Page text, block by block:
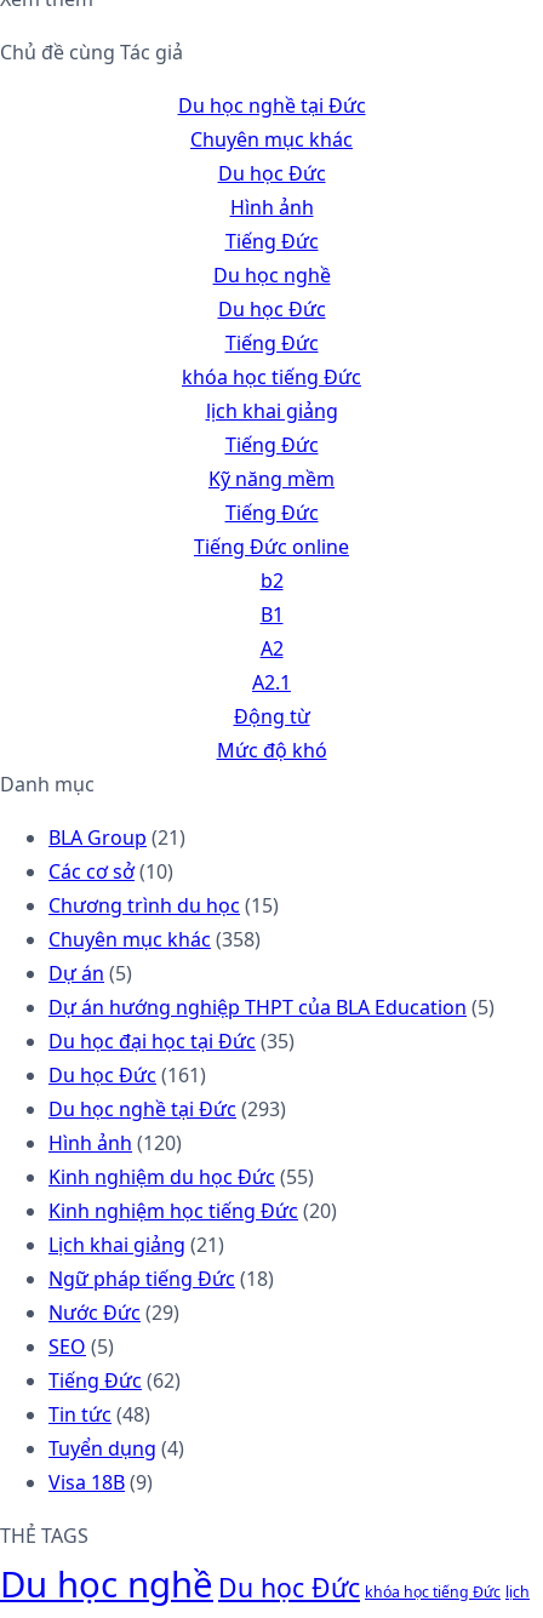
Chủ đề cùng Tác giả
Du học nghề tại Đức
Chuyên mục khác
Du học Đức
Hình ảnh
Tiếng Đức
Du học nghề
Du học Đức
Tiếng Đức
khóa học tiếng Đức
lịch khai giảng
Tiếng Đức
Kỹ năng mềm
Tiếng Đức
Tiếng Đức online
b2
B1
A2
A2.1
Động từ
Mức độ khó
Danh mục
BLA Group (21)
Các cơ sở(10)
Chương trình du học (15)
Chuyên mục khác (358)
Dự án (5)
Dự án hướng nghiệp THPT của BLA Education (5)
Du học đại học tại Đức (35)
Du học Đức (161)
Du học nghề tại Đức (293)
Hình ảnh (120)
Kinh nghiệm du học Đức (55)
Kinh nghiệm học tiếng Đức (20)
Lịch khai giảng (21)
Ngữ pháp tiếng Đức (18)
Nước Đức (29)
SEO (5)
Tiếng Đức (62)
Tin tức (48)
Tuyển dụng (4)
Visa 18B(9)
THẺ TAGS
Du học nghề Du học Đức khóa học tiếng Đức lịch